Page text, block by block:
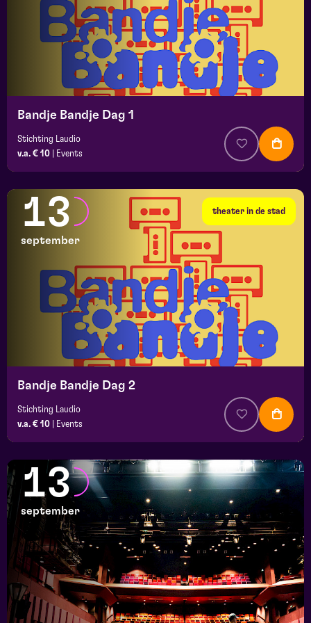
Bandje Bandje Dag 1
Stichting Laudio
v.a. € 10
Events
theater in de stad
13
september
Bandje Bandje Dag 2
Stichting Laudio
v.a. € 10
Events
13
september